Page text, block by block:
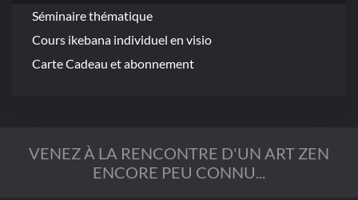
Séminaire thématique
Cours ikebana individuel en visio
Carte Cadeau et abonnement
VENEZ À LA RENCONTRE D'UN ART ZEN
ENCORE PEU CONNU...